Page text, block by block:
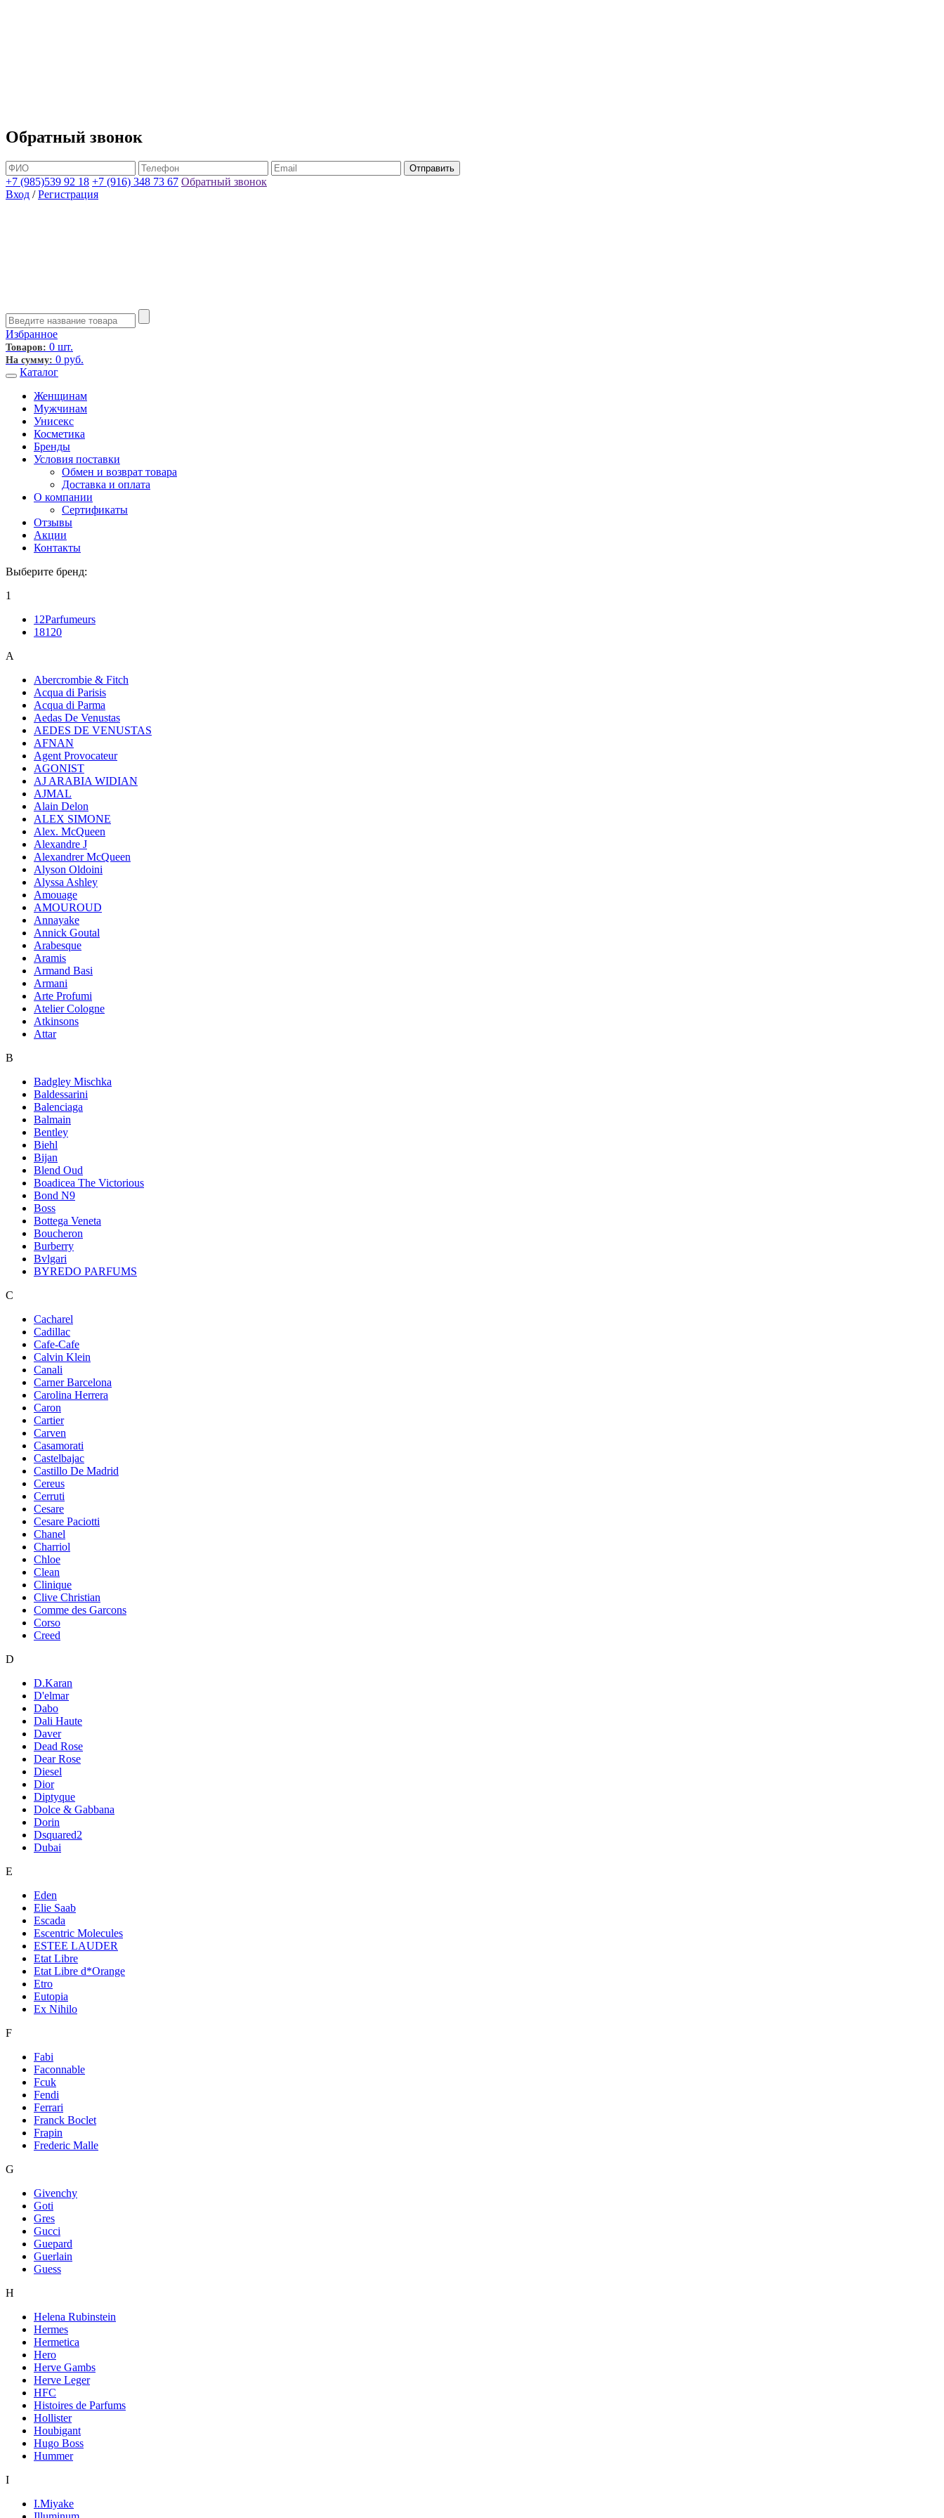
Обратный звонок
+7 (985)539 92 18 +7 (916) 348 73 67 Обратный звонок
Вход / Регистрация
Избранное
Товаров: 0 шт.
На сумму: 0 руб.
Каталог
Женщинам
Мужчинам
Унисекс
Косметика
Бренды
Условия поставки
Обмен и возврат товара
Доставка и оплата
О компании
Сертификаты
Отзывы
Акции
Контакты
Выберите бренд:
1
12Parfumeurs
18120
A
Abercrombie & Fitch
Acqua di Parisis
Acqua di Parma
Aedas De Venustas
AEDES DE VENUSTAS
AFNAN
Agent Provocateur
AGONIST
AJ ARABIA WIDIAN
AJMAL
Alain Delon
ALEX SIMONE
Alex. McQueen
Alexandre J
Alexandrer McQueen
Alyson Oldoini
Alyssa Ashley
Amouage
AMOUROUD
Annayake
Annick Goutal
Arabesque
Aramis
Armand Basi
Armani
Arte Profumi
Atelier Cologne
Atkinsons
Attar
B
Badgley Mischka
Baldessarini
Balenciaga
Balmain
Bentley
Biehl
Bijan
Blend Oud
Boadicea The Victorious
Bond N9
Boss
Bottega Veneta
Boucheron
Burberry
Bvlgari
BYREDO PARFUMS
C
Cacharel
Cadillac
Cafe-Cafe
Calvin Klein
Canali
Carner Barcelona
Carolina Herrera
Caron
Cartier
Carven
Casamorati
Castelbajac
Castillo De Madrid
Cereus
Cerruti
Cesare
Cesare Paciotti
Chanel
Charriol
Chloe
Clean
Clinique
Clive Christian
Comme des Garcons
Corso
Creed
D
D.Karan
D'elmar
Dabo
Dali Haute
Daver
Dead Rose
Dear Rose
Diesel
Dior
Diptyque
Dolce & Gabbana
Dorin
Dsquared2
Dubai
E
Eden
Elie Saab
Escada
Escentric Molecules
ESTEE LAUDER
Etat Libre
Etat Libre d*Orange
Etro
Eutopia
Ex Nihilo
F
Fabi
Faconnable
Fcuk
Fendi
Ferrari
Franck Boclet
Frapin
Frederic Malle
G
Givenchy
Goti
Gres
Gucci
Guepard
Guerlain
Guess
H
Helena Rubinstein
Hermes
Hermetica
Hero
Herve Gambs
Herve Leger
HFC
Histoires de Parfums
Hollister
Houbigant
Hugo Boss
Hummer
I
I.Miyake